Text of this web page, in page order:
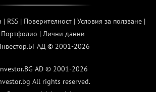
| RSS| Поверителност| Условия за ползване|
Портфолио | Лични данни
АД © 2001-2026
AD © 2001-2026
All rights reserved.